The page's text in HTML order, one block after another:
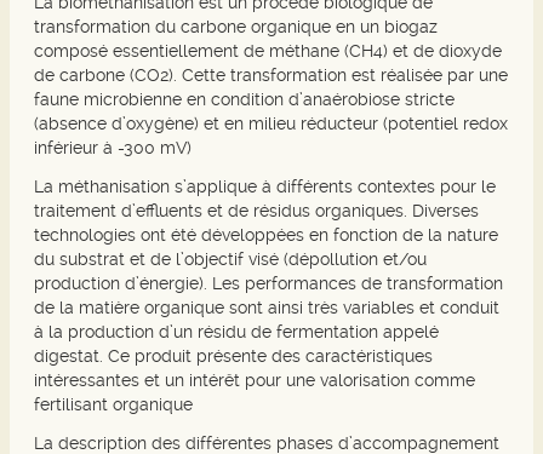
transformation du carbone organique en un biogaz
composé essentiellement de méthane (CH4) et de dioxyde
de carbone (CO2). Cette transformation est réalisée par une
faune microbienne en condition d’anaérobiose stricte
(absence d’oxygène) et en milieu réducteur (potentiel redox
inférieur à -300 mV)
La méthanisation s’applique à différents contextes pour le
traitement d’effluents et de résidus organiques. Diverses
technologies ont été développées en fonction de la nature
du substrat et de l’objectif visé (dépollution et/ou
production d’énergie). Les performances de transformation
de la matière organique sont ainsi très variables et conduit
à la production d’un résidu de fermentation appelé
digestat. Ce produit présente des caractéristiques
intéressantes et un intérêt pour une valorisation comme
fertilisant organique
La description des différentes phases d’accompagnement